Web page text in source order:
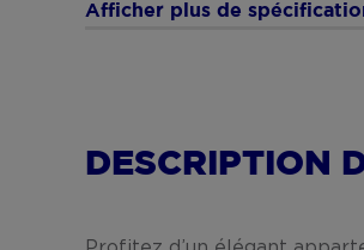
Afficher plus de
DESCRIPTION